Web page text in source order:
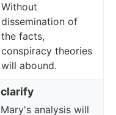
Without
dissemination of
the facts,
conspiracy theories
will abound.
clarify
Mary's analysis will